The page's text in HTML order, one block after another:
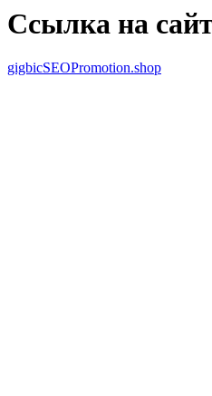
Ссылка на
gigbicSEOPromotion.shop